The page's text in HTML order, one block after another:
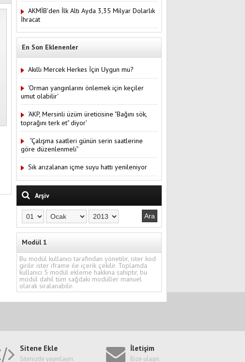
AKMİB'den İlk Altı Ayda 3,35 Milyar Dolarlık
İhracat
En Son Eklenenler
Akıllı Mercek Herkes İçin Uygun mu?
'Orman yangınlarını önlemek için keçiler
umut olabilir'
‘AKP, Mersinli üzüm üreticisine "Bağını sök,
toprağını terk et" diyor’
“Çalışma saatleri günün serin saatlerine
göre düzenlenmeli”
Sık arızalanan içme suyu hattı yenileniyor
Arşiv
Modül 1
Bu modül kullanıcı tarafından yönetilir, ister kod
girilir ister iframe ile içerik çekilir. Toplamda
kullanıcı 5 modül ekleme hakkına sahiptir, bu
modül dahil tüm sağdaki modüller manuel
olarak sıralanabilir.
Sitene Ekle
Sitenizde yayınlayın.
İletişim
Bize ulaşın.